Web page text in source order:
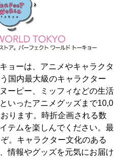
ョーは、アニメやキャラクタ
国内最大級のキャラクター
ーピー、ミッフィなどの生活
いったアニメグッズまで10,0
ります。時折企画される数
テムを楽しんでください。最
。キャラクター文化のある
情報やグッズを元気にお届け